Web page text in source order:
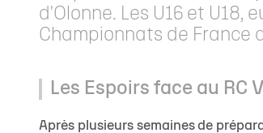
d'Olonne. Les U16 et U18,
Championnats de France
Les Espoirs face au RC
Après plusieurs semaines de